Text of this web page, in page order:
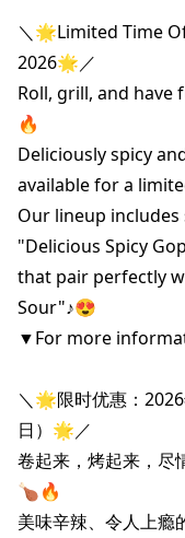
＼🌟Limited Time
2026🌟／
Roll, grill, and have
🔥
Deliciously spicy
available for a
Our lineup
"Delicious Spicy
that pair perfectly
Sour"♪😍
▼For more
＼🌟限时优惠：
日）🌟／
卷起来，烤起来，尽
🍗🔥
美味辛辣、令人上瘾